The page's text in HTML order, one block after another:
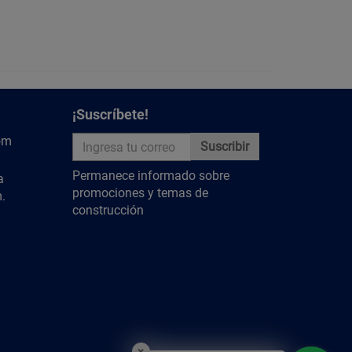
descubre más contenido relevante.
¡Suscríbete!
Suscribir
Permanece informado sobre
promociones y temas de
construcción